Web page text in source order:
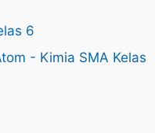
6
- Kimia SMA Kelas